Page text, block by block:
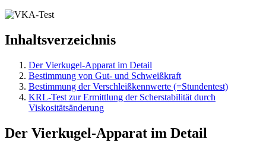
Inhaltsverzeichnis
Der Vierkugel-Apparat im Detail
Bestimmung von Gut- und Schweißkraft
Bestimmung der Verschleißkennwerte (=Stundentest)
KRL-Test zur Ermittlung der Scherstabilität durch
Viskositätsänderung
Der Vierkugel-Apparat im Detail